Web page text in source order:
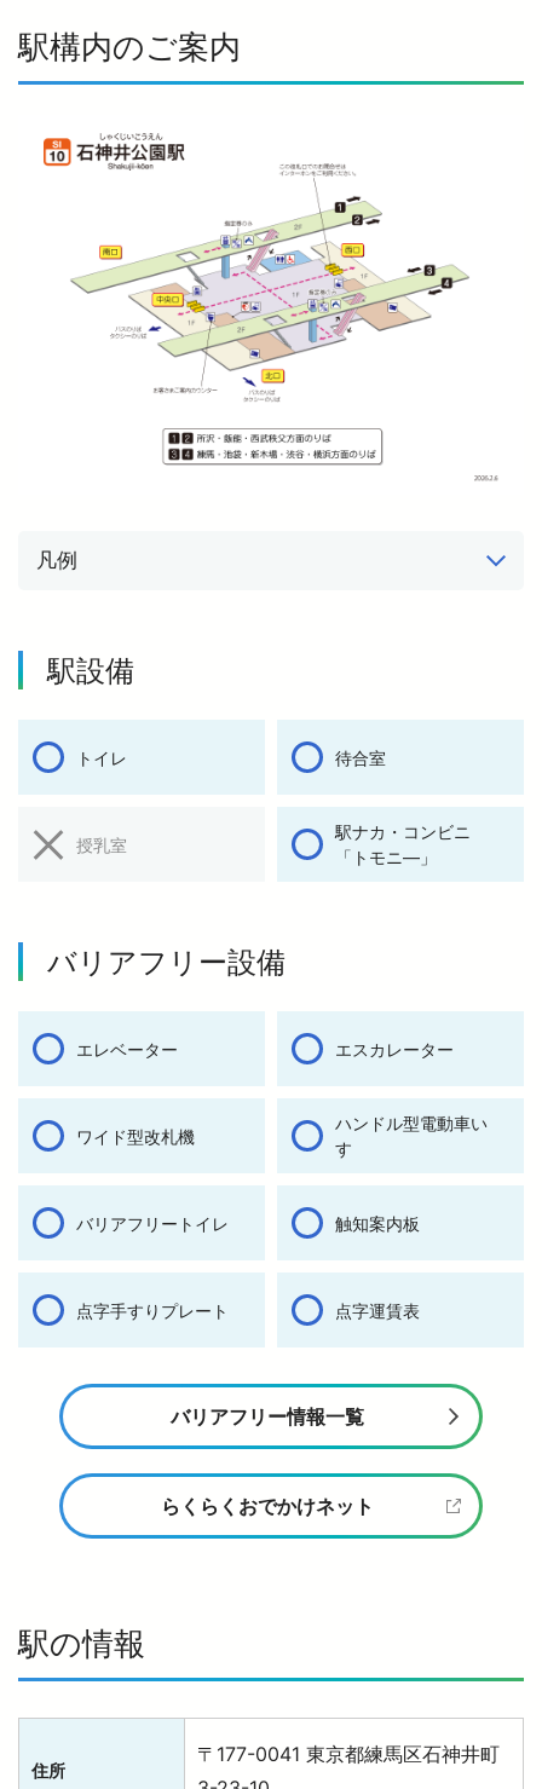
駅構内のご案内
凡例
駅設備
トイレ 待合室
授乳室
駅ナカ・コンビニ
「トモニ―」
バリアフリー設備
エレベーター エスカレーター
ワイド型改札機
ハンドル型電動車い
す
バリアフリートイレ 触知案内板
点字手すりプレート 点字運賃表
バリアフリー情報一覧
らくらくおでかけネット
駅の情報
住所
〒177-0041 東京都練馬区石神井町